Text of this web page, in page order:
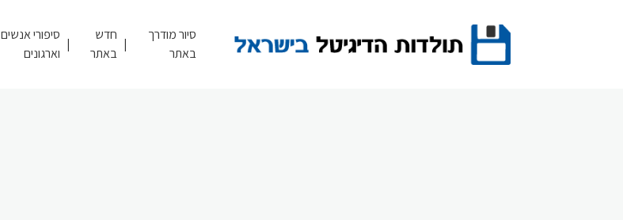
סיור מודרך
באתר
חדש
באתר
סיפורי אנשים
וארגונים